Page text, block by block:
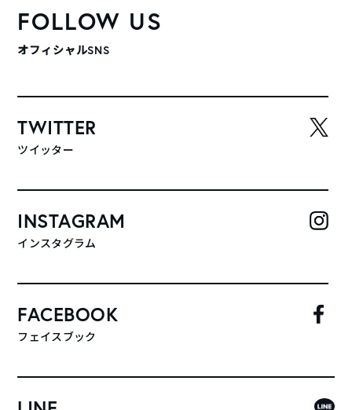
FOLLOW US
オフィシャルSNS
TWITTER
ツイッター
INSTAGRAM
インスタグラム
FACEBOOK
フェイスブック